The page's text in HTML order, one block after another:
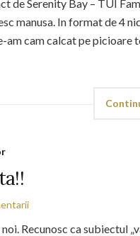
de Serenity Bay – TUI
manusa. In format de 4
am cam calcat pe picioare
Recunosc ca subiectul